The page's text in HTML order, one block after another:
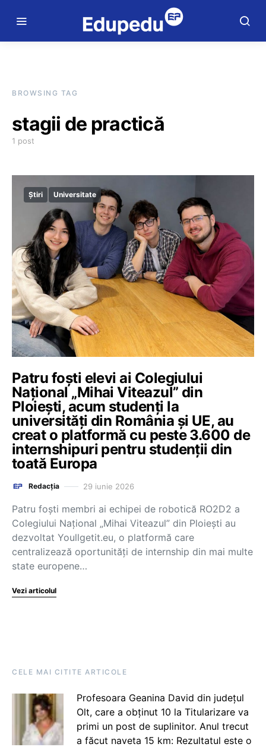
BROWSING TAG
stagii de practică
1 post
Știri Universitate
Patru foști elevi ai Colegiului
Național „Mihai Viteazul” din
Ploiești, acum studenți la
universități din România și UE, au
creat o platformă cu peste 3.600 de
internshipuri pentru studenții din
toată Europa
Redacția 29 iunie 2026
Patru foști membri ai echipei de robotică RO2D2 a
Colegiului Național „Mihai Viteazul” din Ploiești au
dezvoltat Youllgetit.eu, o platformă care
centralizează oportunități de internship din mai multe
state europene…
Vezi articolul
CELE MAI CITITE ARTICOLE
Profesoara Geanina David din județul
Olt, care a obținut 10 la Titularizare va
primi un post de suplinitor. Anul trecut
a făcut naveta 15 km: Rezultatul este o